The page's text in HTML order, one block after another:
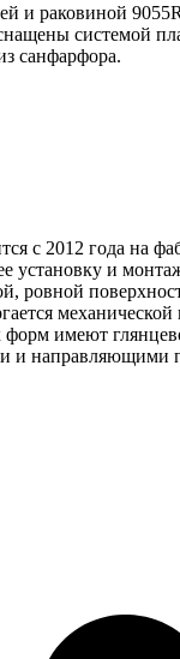
и раковиной
системой
санфарфора.
с 2012 года на
и
ровной
имеют
направляющими